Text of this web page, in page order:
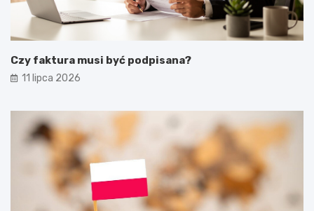
Czy faktura musi być podpisana?
11 lipca 2026